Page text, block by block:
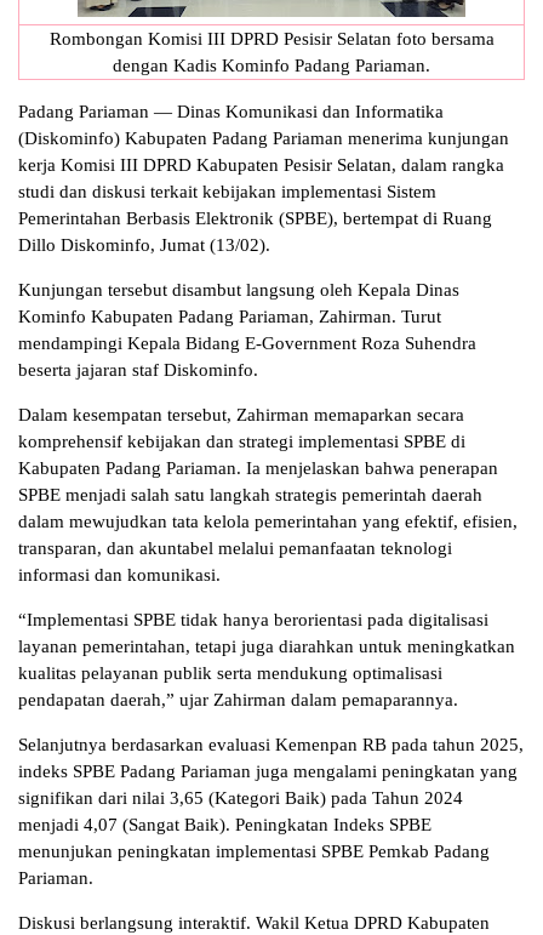
Rombongan Komisi III DPRD Pesisir Selatan foto bersama
dengan Kadis Kominfo Padang Pariaman.
Padang Pariaman — Dinas Komunikasi dan Informatika
(Diskominfo) Kabupaten Padang Pariaman menerima kunjungan
kerja Komisi III DPRD Kabupaten Pesisir Selatan, dalam rangka
studi dan diskusi terkait kebijakan implementasi Sistem
Pemerintahan Berbasis Elektronik (SPBE), bertempat di Ruang
Dillo Diskominfo, Jumat (13/02).
Kunjungan tersebut disambut langsung oleh Kepala Dinas
Kominfo Kabupaten Padang Pariaman, Zahirman. Turut
mendampingi Kepala Bidang E-Government Roza Suhendra
beserta jajaran staf Diskominfo.
Dalam kesempatan tersebut, Zahirman memaparkan secara
komprehensif kebijakan dan strategi implementasi SPBE di
Kabupaten Padang Pariaman. Ia menjelaskan bahwa penerapan
SPBE menjadi salah satu langkah strategis pemerintah daerah
dalam mewujudkan tata kelola pemerintahan yang efektif, efisien,
transparan, dan akuntabel melalui pemanfaatan teknologi
informasi dan komunikasi.
“Implementasi SPBE tidak hanya berorientasi pada digitalisasi
layanan pemerintahan, tetapi juga diarahkan untuk meningkatkan
kualitas pelayanan publik serta mendukung optimalisasi
pendapatan daerah,” ujar Zahirman dalam pemaparannya.
Selanjutnya berdasarkan evaluasi Kemenpan RB pada tahun 2025,
indeks SPBE Padang Pariaman juga mengalami peningkatan yang
signifikan dari nilai 3,65 (Kategori Baik) pada Tahun 2024
menjadi 4,07 (Sangat Baik). Peningkatan Indeks SPBE
menunjukan peningkatan implementasi SPBE Pemkab Padang
Pariaman.
Diskusi berlangsung interaktif. Wakil Ketua DPRD Kabupaten